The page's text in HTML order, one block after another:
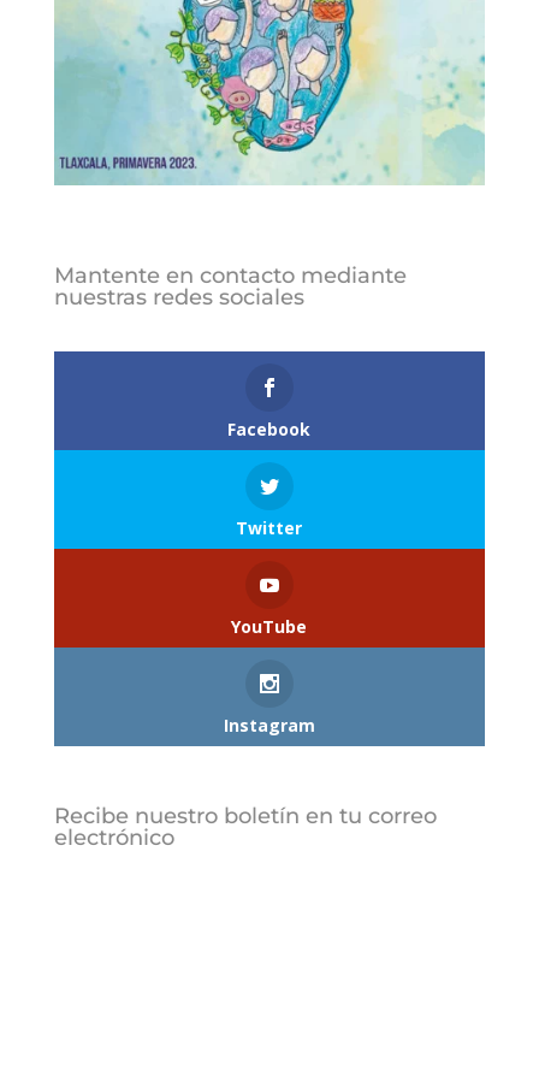
Mantente en contacto mediante
nuestras redes sociales
Facebook
Twitter
YouTube
Instagram
Recibe nuestro boletín en tu correo
electrónico